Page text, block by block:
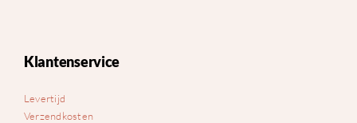
Klantenservice
Levertijd
Verzendkosten